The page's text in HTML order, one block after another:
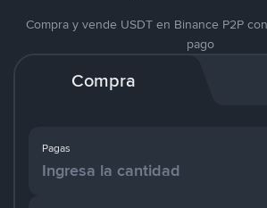
Compra y vende USDT en Binance P2P
pago
Compra
Pagas